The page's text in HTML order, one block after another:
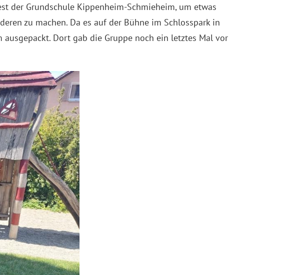
der Grundschule Kippenheim-Schmieheim, um etwas
zu machen. Da es auf der Bühne im Schlosspark in
Dort gab die Gruppe noch ein letztes Mal vor